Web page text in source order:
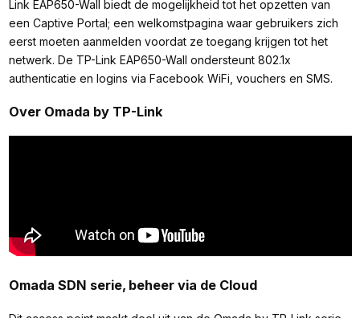
Link EAP650-Wall biedt de mogelijkheid tot het opzetten van
een Captive Portal; een welkomstpagina waar gebruikers zich
eerst moeten aanmelden voordat ze toegang krijgen tot het
netwerk. De TP-Link EAP650-Wall ondersteunt 802.1x
authenticatie en logins via Facebook WiFi, vouchers en SMS.
Over Omada by TP-Link
Omada SDN serie, beheer via de Cloud